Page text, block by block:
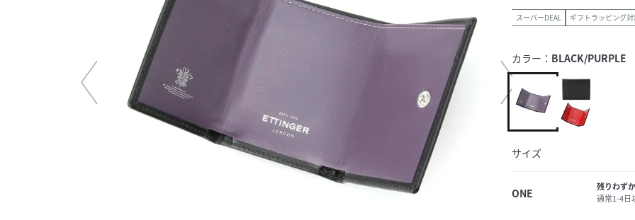
スーパーDEAL ギフトラッピング対
カラー： BLACK/PURPLE
サイズ
ONE
残りわずか
通常1-4日